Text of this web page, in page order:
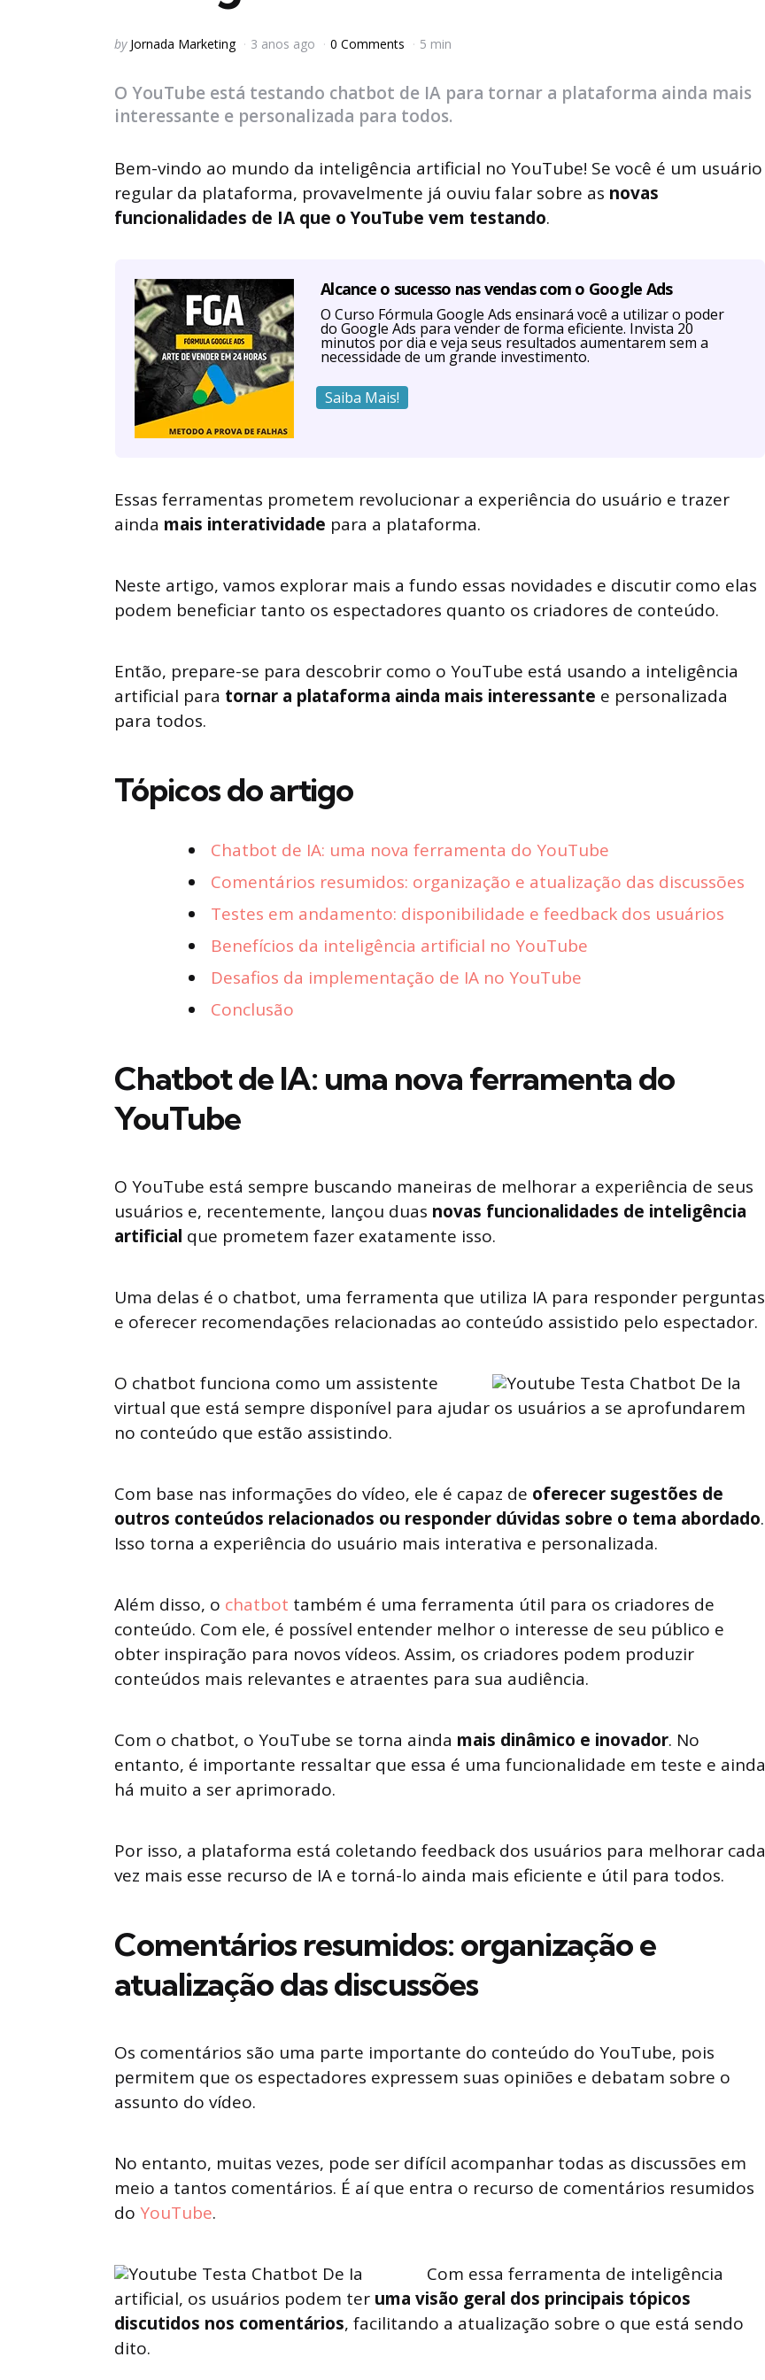
Posted
by Jornada Marketing 3 anos ago 0 Comments 5 min
O YouTube está testando chatbot de IA para tornar a plataforma ainda mais
interessante e personalizada para todos.
Bem-vindo ao mundo da inteligência artificial no YouTube! Se você é um usuário
regular da plataforma, provavelmente já ouviu falar sobre as novas
funcionalidades de IA que o YouTube vem testando.
Alcance o sucesso nas vendas com o Google Ads
O Curso Fórmula Google Ads ensinará você a utilizar o poder
do Google Ads para vender de forma eficiente. Invista 20
minutos por dia e veja seus resultados aumentarem sem a
necessidade de um grande investimento.
Saiba Mais!
Essas ferramentas prometem revolucionar a experiência do usuário e trazer
ainda mais interatividade para a plataforma.
Neste artigo, vamos explorar mais a fundo essas novidades e discutir como elas
podem beneficiar tanto os espectadores quanto os criadores de conteúdo.
Então, prepare-se para descobrir como o YouTube está usando a inteligência
artificial para tornar a plataforma ainda mais interessante e personalizada
para todos.
Tópicos do artigo
Chatbot de IA: uma nova ferramenta do YouTube
Comentários resumidos: organização e atualização das discussões
Testes em andamento: disponibilidade e feedback dos usuários
Benefícios da inteligência artificial no YouTube
Desafios da implementação de IA no YouTube
Conclusão
Chatbot de IA: uma nova ferramenta do
YouTube
O YouTube está sempre buscando maneiras de melhorar a experiência de seus
usuários e, recentemente, lançou duas novas funcionalidades de inteligência
artificial que prometem fazer exatamente isso.
Uma delas é o chatbot, uma ferramenta que utiliza IA para responder perguntas
e oferecer recomendações relacionadas ao conteúdo assistido pelo espectador.
O chatbot funciona como um assistente
virtual que está sempre disponível para ajudar os usuários a se aprofundarem
no conteúdo que estão assistindo.
Com base nas informações do vídeo, ele é capaz de oferecer sugestões de
outros conteúdos relacionados ou responder dúvidas sobre o tema abordado.
Isso torna a experiência do usuário mais interativa e personalizada.
Além disso, o chatbot também é uma ferramenta útil para os criadores de
conteúdo. Com ele, é possível entender melhor o interesse de seu público e
obter inspiração para novos vídeos. Assim, os criadores podem produzir
conteúdos mais relevantes e atraentes para sua audiência.
Com o chatbot, o YouTube se torna ainda mais dinâmico e inovador. No
entanto, é importante ressaltar que essa é uma funcionalidade em teste e ainda
há muito a ser aprimorado.
Por isso, a plataforma está coletando feedback dos usuários para melhorar cada
vez mais esse recurso de IA e torná-lo ainda mais eficiente e útil para todos.
Comentários resumidos: organização e
atualização das discussões
Os comentários são uma parte importante do conteúdo do YouTube, pois
permitem que os espectadores expressem suas opiniões e debatam sobre o
assunto do vídeo.
No entanto, muitas vezes, pode ser difícil acompanhar todas as discussões em
meio a tantos comentários. É aí que entra o recurso de comentários resumidos
do YouTube.
Com essa ferramenta de inteligência
artificial, os usuários podem ter uma visão geral dos principais tópicos
discutidos nos comentários, facilitando a atualização sobre o que está sendo
dito.